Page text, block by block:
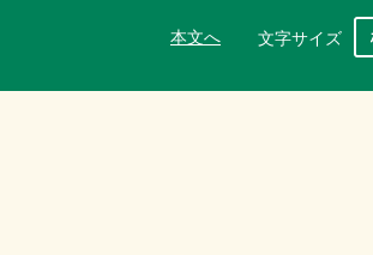
本文へ 文字サイズ